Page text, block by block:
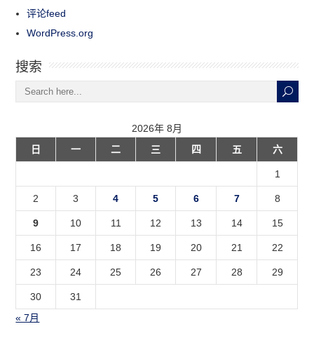
评论feed
WordPress.org
搜索
2026年 8月
日
一 二 三 四 五 六
1
2 3 4 5 6 7 8
9 10 11 12 13 14 15
16 17 18 19 20 21 22
23 24 25 26 27 28 29
30
31
« 7月